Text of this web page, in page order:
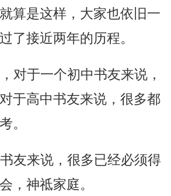
算是这样，大家也依旧一
了接近两年的历程。
对于一个初中书友来说，
于高中书友来说，很多都
。
友来说，很多已经必须得
，神祗家庭。